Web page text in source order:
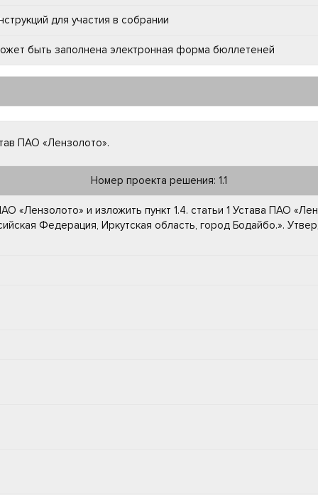
для участия в собрании
быть заполнена электронная форма бюллетеней
ПАО «Лензолото».
Номер проекта решения: 1.1
«Лензолото» и изложить пункт 1.4. статьи 1 Устава ПАО
Федерация, Иркутская область, город Бодайбо.».